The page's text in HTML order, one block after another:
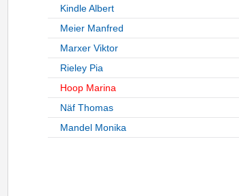
Kindle Albert
Meier Manfred
Marxer Viktor
Rieley Pia
Hoop Marina
Näf Thomas
Mandel Monika